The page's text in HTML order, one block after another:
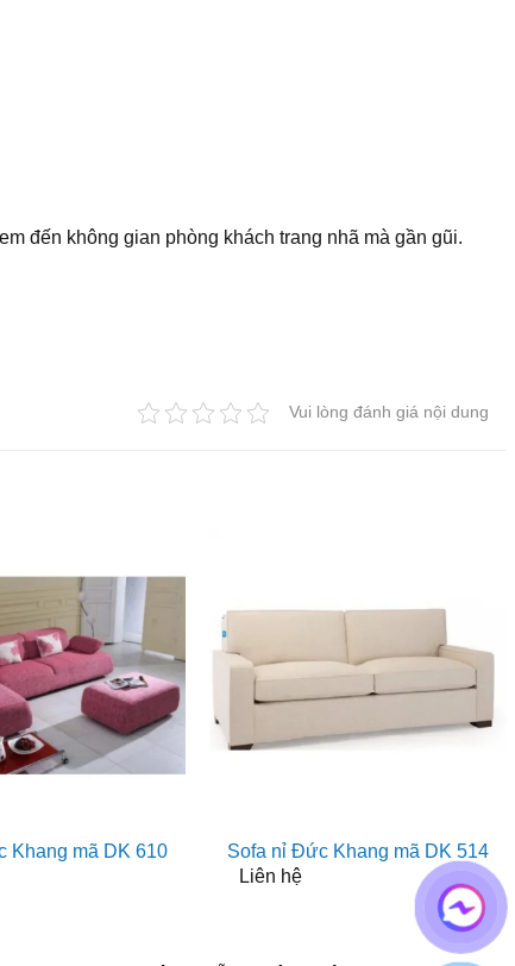
đến không gian phòng khách trang nhã mà gần gũi.
Vui lòng đánh giá nội dung
Khang mã DK 610
Sofa nỉ Đức Khang mã DK 514
Liên hệ